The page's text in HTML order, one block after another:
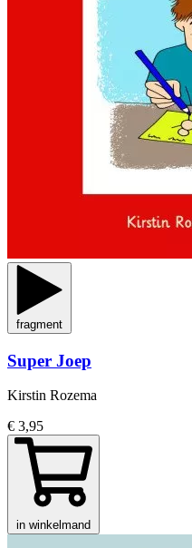
fragment
Super Joep
Kirstin Rozema
€ 3,95
in winkelmand